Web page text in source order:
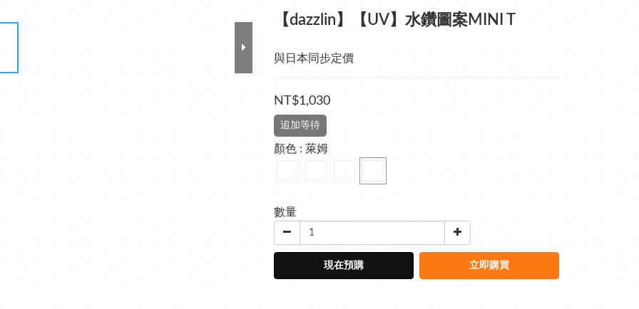
【dazzlin】【UV】水鑽圖案MINI T
與日本同步定價
NT$1,030
追加等待
顏色 : 萊姆
數量
現在預購 立即購買